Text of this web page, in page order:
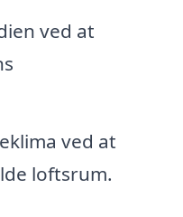
ved at
ved at
loftsrum.